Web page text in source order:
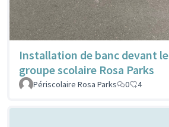
Installation de banc devant le
groupe scolaire Rosa Parks
Périscolaire Rosa Parks
0 4